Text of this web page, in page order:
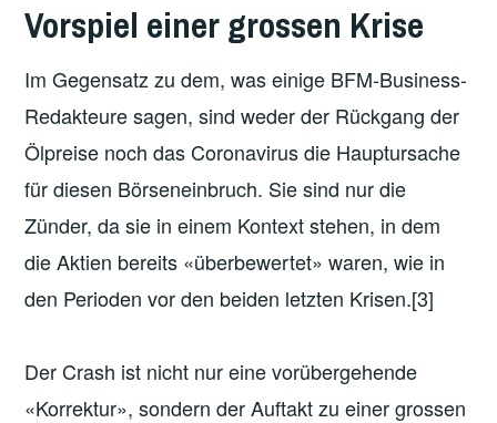
Vorspiel einer grossen Krise
Im Gegensatz zu dem, was einige BFM-Business-
Redakteure sagen, sind weder der Rückgang der
Ölpreise noch das Coronavirus die Hauptursache
für diesen Börseneinbruch. Sie sind nur die
Zünder, da sie in einem Kontext stehen, in dem
die Aktien bereits «überbewertet» waren, wie in
den Perioden vor den beiden letzten Krisen.[3]
Der Crash ist nicht nur eine vorübergehende
«Korrektur», sondern der Auftakt zu einer grossen